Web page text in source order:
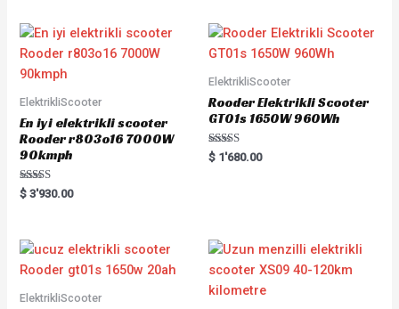
ElektrikliScooter
En iyi elektrikli scooter
Rooder r803o16 7000W
90kmph
Rated
5.00
$ 3'930.00
ElektrikliScooter
Rooder Elektrikli Scooter
GT01s 1650W 960Wh
Rated
5.00
$ 1'680.00
ElektrikliScooter